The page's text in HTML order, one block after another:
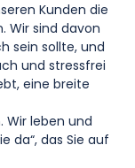
Kunden die
Wir sind davon
sein sollte, und
und stressfrei
eine breite
Wir leben und
da“, das Sie auf